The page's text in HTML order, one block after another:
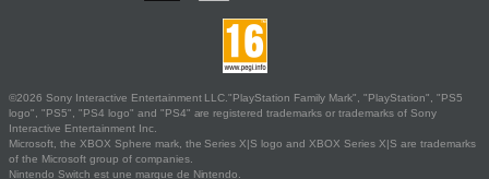
©2026 Sony Interactive Entertainment LLC."PlayStation Family Mark", "PlayStation", "PS5
logo", "PS5", "PS4 logo" and "PS4" are registered trademarks or trademarks of Sony
Interactive Entertainment Inc.
Microsoft, the XBOX Sphere mark, the Series X|S logo and XBOX Series X|S are trademarks
of the Microsoft group of companies.
Nintendo Switch est une marque de Nintendo.